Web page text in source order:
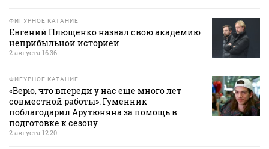
ФИГУРНОЕ КАТАНИЕ
Евгений Плющенко назвал свою академию
неприбыльной историей
2 августа 16:36
ФИГУРНОЕ КАТАНИЕ
«Верю, что впереди у нас еще много лет
совместной работы». Гуменник
поблагодарил Арутюняна за помощь в
подготовке к сезону
2 августа 12:20